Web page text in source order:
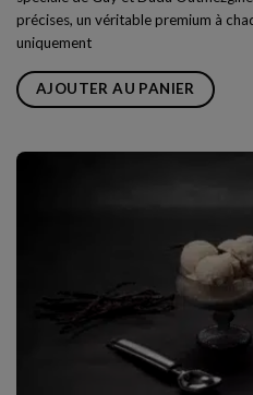
précises, un véritable premium à
uniquement
AJOUTER AU PANIER